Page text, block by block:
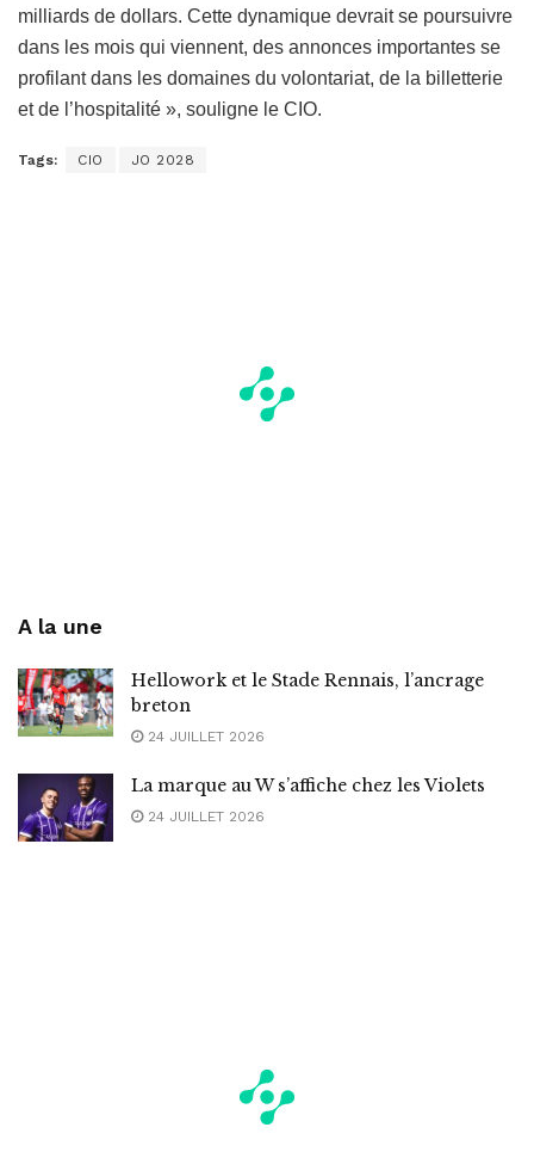
milliards de dollars. Cette dynamique devrait se poursuivre
dans les mois qui viennent, des annonces importantes se
profilant dans les domaines du volontariat, de la billetterie
et de l’hospitalité », souligne le CIO.
Tags: CIO JO 2028
A la une
Hellowork et le Stade Rennais, l’ancrage
breton
24 JUILLET 2026
La marque au W s’affiche chez les Violets
24 JUILLET 2026